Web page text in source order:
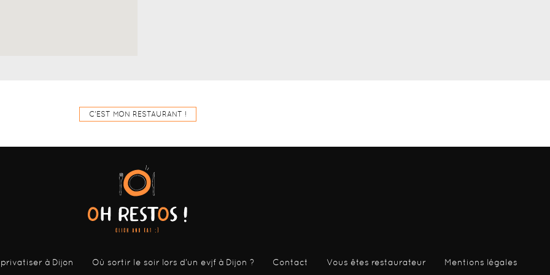
C'EST MON RESTAURANT !
à Dijon Où sortir le soir lors d’un evjf à Dijon ? Contact Vous êtes restaurateur Mentions légales